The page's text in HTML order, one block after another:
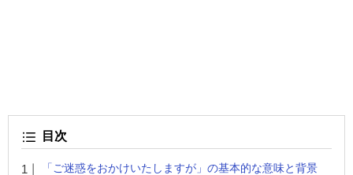
目次
「ご迷惑をおかけいたしますが」の基本的な意味と背景